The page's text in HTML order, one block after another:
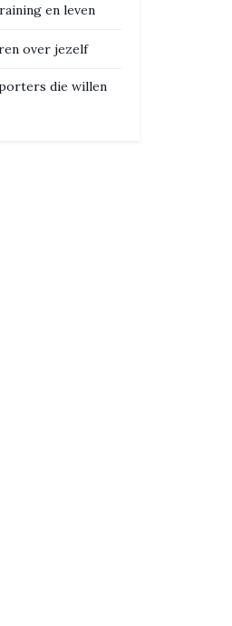
en leven
over jezelf
die willen